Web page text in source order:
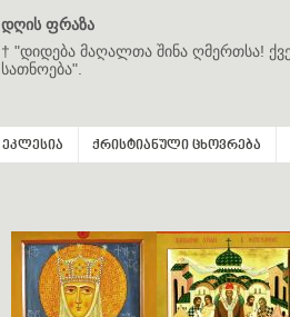
დღის ფრაზა
† "დიდება მაღალთა შინა ღმერთსა!
სათნოება".
ეკლესია ქრისტიანული ცხოვრება